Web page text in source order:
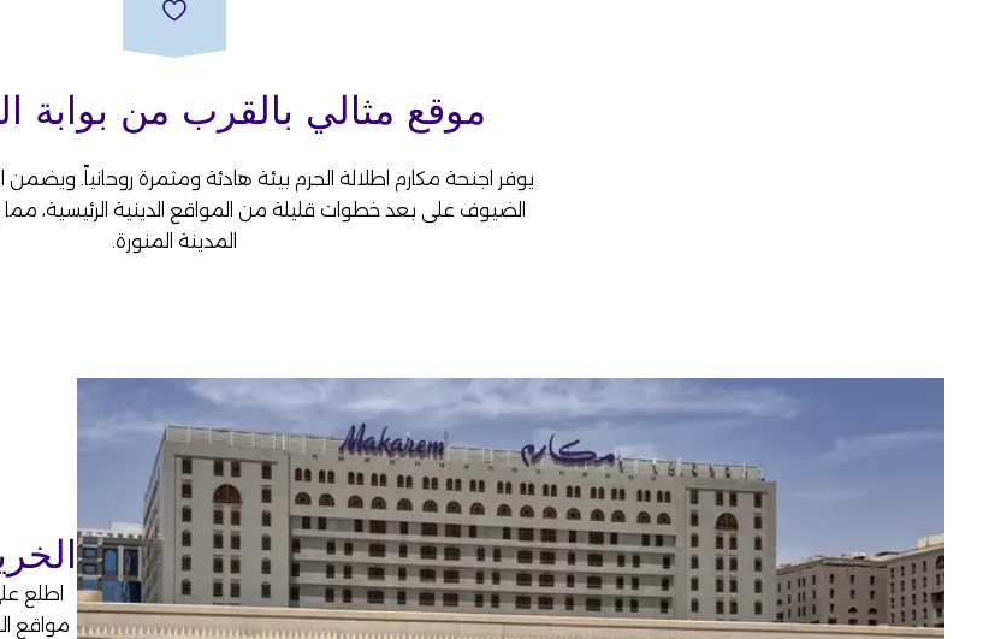
موقع مثالي بالقرب من بوابة
يوفر اجنحة مكارم اطلالة الحرم بيئة هادئة ومثمرة روحانياً.
الضيوف على بعد خطوات قليلة من المواقع الدينية الرئيسية، مما
المدينة المنورة.
اطلع
مواقع